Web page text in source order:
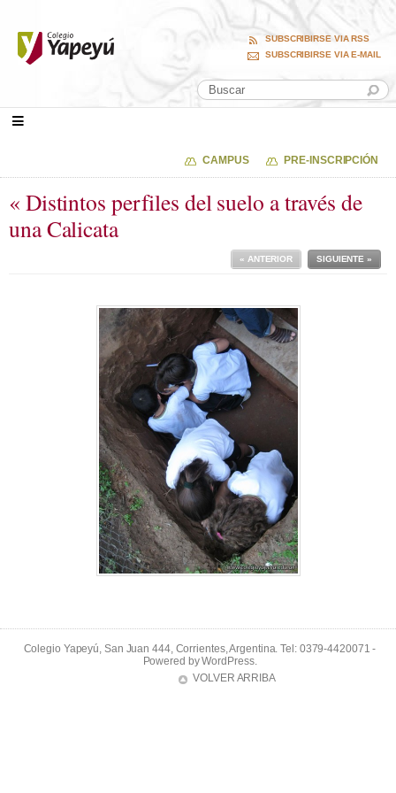
SUBSCRIBIRSE VIA RSS
SUBSCRIBIRSE VIA E-MAIL
CAMPUS PRE-INSCRIPCIÓN
« Distintos perfiles del suelo a través de
una Calicata
SIGUIENTE »
« ANTERIOR
Colegio Yapeyú, San Juan 444, Corrientes, Argentina. Tel: 0379-4420071 -
Powered byWordPress.
VOLVER ARRIBA